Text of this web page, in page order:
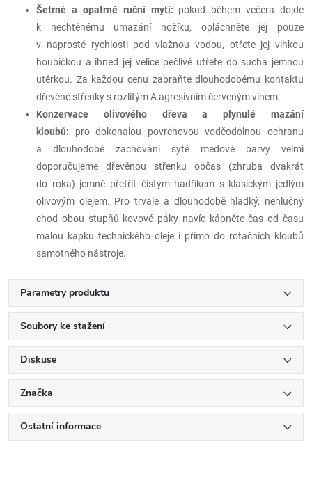
Šetrné a opatrné ruční mytí: pokud během večera dojde
k nechtěnému umazání nožíku, opláchněte jej pouze
v naprosté rychlosti pod vlažnou vodou, otřete jej vlhkou
houbičkou a ihned jej velice pečlivě utřete do sucha jemnou
utěrkou. Za každou cenu zabraňte dlouhodobému kontaktu
dřevěné střenky s rozlitým A agresivním červeným vínem.
Konzervace olivového dřeva a plynulé mazání
kloubů: pro dokonalou povrchovou voděodolnou ochranu
a dlouhodobé zachování syté medové barvy velmi
doporučujeme dřevěnou střenku občas (zhruba dvakrát
do roka) jemně přetřít čistým hadříkem s klasickým jedlým
olivovým olejem. Pro trvale a dlouhodobě hladký, nehlučný
chod obou stupňů kovové páky navíc kápněte čas od času
malou kapku technického oleje i přímo do rotačních kloubů
samotného nástroje.
Parametry produktu
Soubory ke stažení
Diskuse
Značka
Ostatní informace